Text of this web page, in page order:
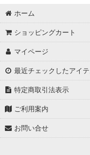
ホーム
ショッピングカート
マイページ
最近チェックしたアイテ
特定商取引法表示
ご利用案内
お問い合せ